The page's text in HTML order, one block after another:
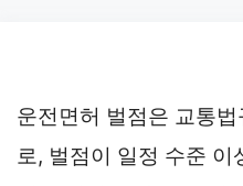
운전면허 벌점은 교통
로, 벌점이 일정 수준